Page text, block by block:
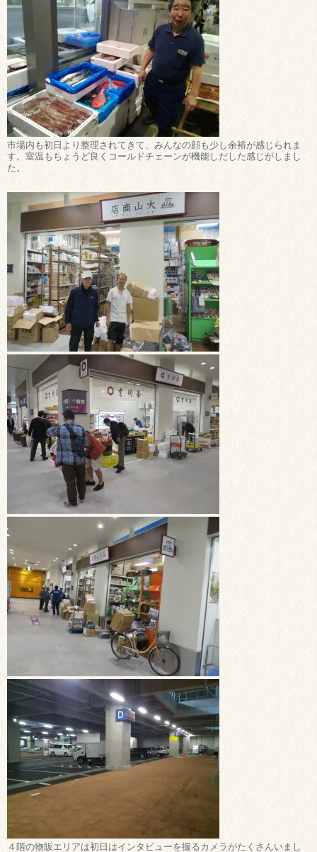
市場内も初日より整理されてきて、みんなの顔も少し余裕が感じられま
す。室温もちょうど良くコールドチェーンが機能しだした感じがしまし
た。
４階の物販エリアは初日はインタビューを撮るカメラがたくさんいまし